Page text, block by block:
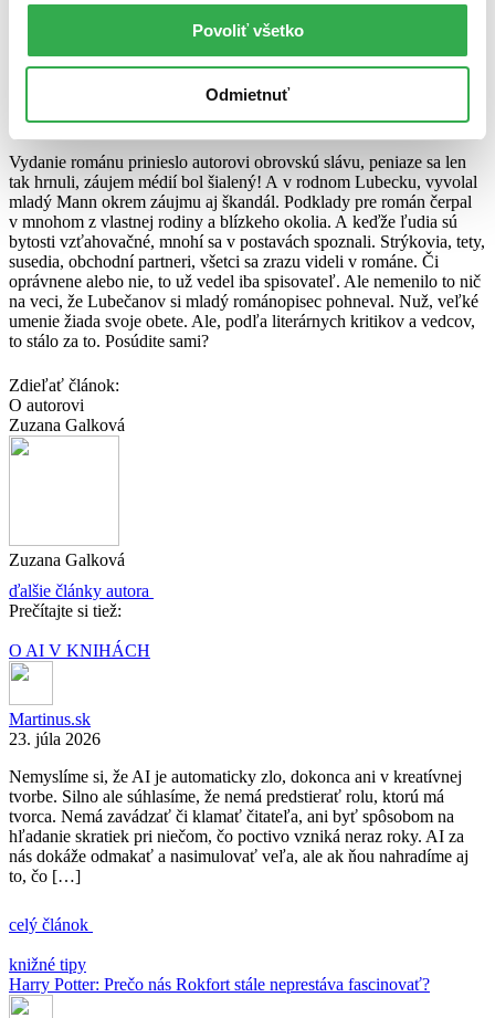
Povoliť všetko
Odmietnuť
dostatočne presne vykresliť psychologické motivácie sa román ale
trošku natiahol. A tak sa z pôvodne zamýšľaných tristo strán stala
Buddenbrookovcov a vydavateľ sa ho snažil presvedčiť, aby pracne
spísaný román skrátil aspoň na polovicu. Thomas odmietol. Nestáva
sa to často, ale bol to práve vydavateľ, kto nakoniec cúvol. A dobre
urobil!
Vydanie románu prinieslo autorovi obrovskú slávu, peniaze sa len
tak hrnuli, záujem médií bol šialený! A v rodnom Lubecku, vyvolal
mladý Mann okrem záujmu aj škandál. Podklady pre román čerpal
v mnohom z vlastnej rodiny a blízkeho okolia. A keďže ľudia sú
bytosti vzťahovačné, mnohí sa v postavách spoznali. Strýkovia, tety,
susedia, obchodní partneri, všetci sa zrazu videli v románe. Či
oprávnene alebo nie, to už vedel iba spisovateľ. Ale nemenilo to nič
na veci, že Lubečanov si mladý románopisec pohneval. Nuž, veľké
umenie žiada svoje obete. Ale, podľa literárnych kritikov a vedcov,
to stálo za to. Posúdite sami?
Zdieľať článok:
O autorovi
Zuzana Galková
Zuzana Galková
ďalšie články autora
Prečítajte si tiež:
O AI V KNIHÁCH
Martinus.sk
23. júla 2026
Nemyslíme si, že AI je automaticky zlo, dokonca ani v kreatívnej
tvorbe. Silno ale súhlasíme, že nemá predstierať rolu, ktorú má
tvorca. Nemá zavádzať či klamať čitateľa, ani byť spôsobom na
hľadanie skratiek pri niečom, čo poctivo vzniká neraz roky. AI za
nás dokáže odmakať a nasimulovať veľa, ale ak ňou nahradíme aj
to, čo […]
celý článok
knižné tipy
Harry Potter: Prečo nás Rokfort stále neprestáva fascinovať?